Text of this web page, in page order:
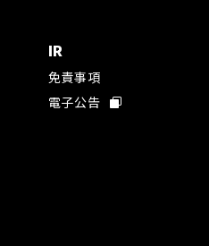
IR
免責事項
電子公告